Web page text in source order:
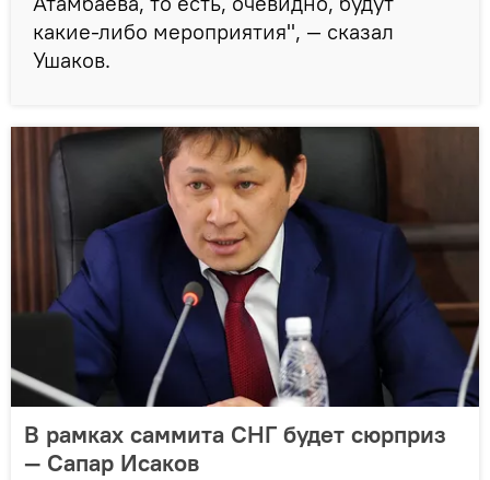
какие-либо мероприятия", — сказал
Ушаков.
В рамках саммита СНГ будет сюрприз
— Сапар Исаков